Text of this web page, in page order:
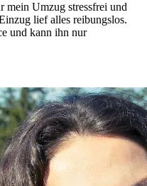
mein Umzug stressfrei und
lief alles reibungslos.
und kann ihn nur